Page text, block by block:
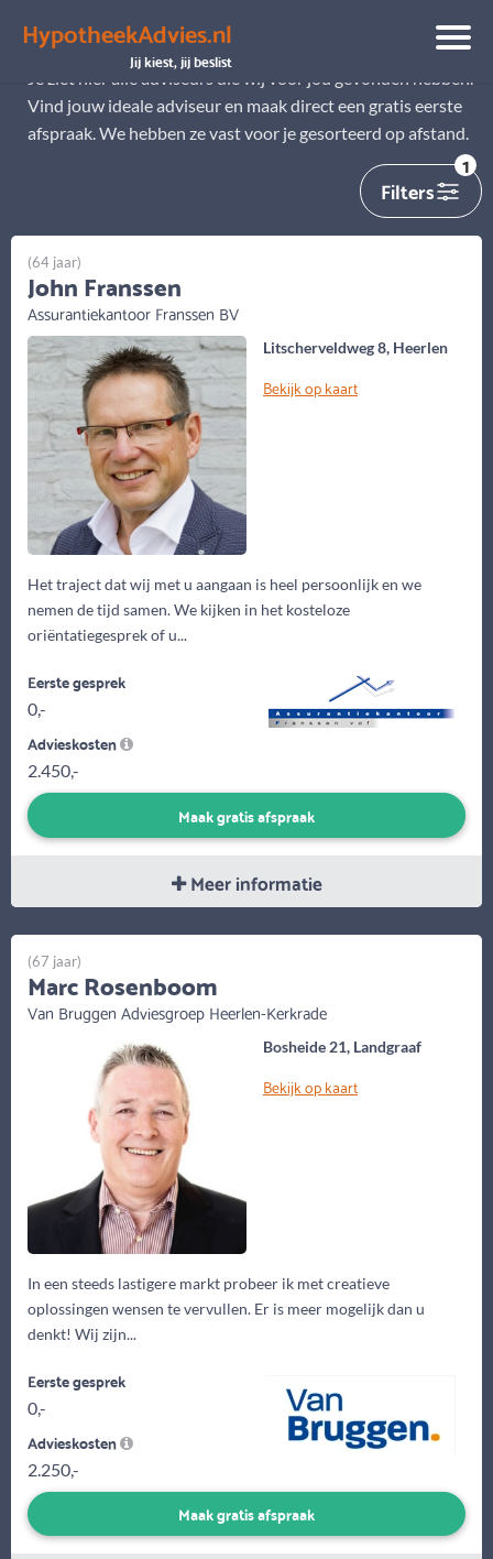
HypotheekAdvies.nl
Jij kiest, jij beslist
Alle adviseurs
Je ziet hier alle adviseurs die wij voor jou gevonden hebben.
Vind jouw ideale adviseur en maak direct een gratis eerste
afspraak. We hebben ze vast voor je gesorteerd op afstand.
Filters
1
Litscherveldweg 8, Heerlen
Bekijk op kaart
Het traject dat wij met u aangaan is heel persoonlijk en we
nemen de tijd samen. We kijken in het kosteloze
oriëntatiegesprek of u...
(64 jaar)
John Franssen
Assurantiekantoor Franssen BV
Eerste gesprek
0,-
Advieskosten
2.450,-
Maak gratis afspraak
Meer informatie
Bosheide 21, Landgraaf
Bekijk op kaart
In een steeds lastigere markt probeer ik met creatieve
oplossingen wensen te vervullen. Er is meer mogelijk dan u
denkt! Wij zijn...
(67 jaar)
Marc Rosenboom
Van Bruggen Adviesgroep Heerlen-Kerkrade
Eerste gesprek
0,-
Advieskosten
2.250,-
Maak gratis afspraak